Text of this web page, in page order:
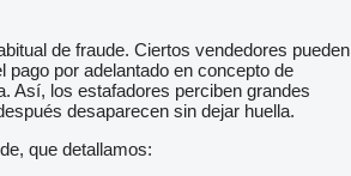
de fraude. Ciertos vendedores pueden
pago por adelantado en concepto de
Así, los estafadores perciben grandes
desaparecen sin dejar huella.
que detallamos: